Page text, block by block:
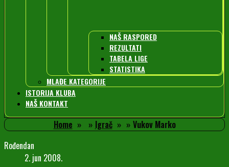
NAŠ RASPORED
REZULTATI
TABELA LIGE
STATISTIKA
MLAĐE KATEGORIJE
ISTORIJA KLUBA
NAŠ KONTAKT
Home Igrač
Vukov Marko
Rođendan
2. jun 2008.